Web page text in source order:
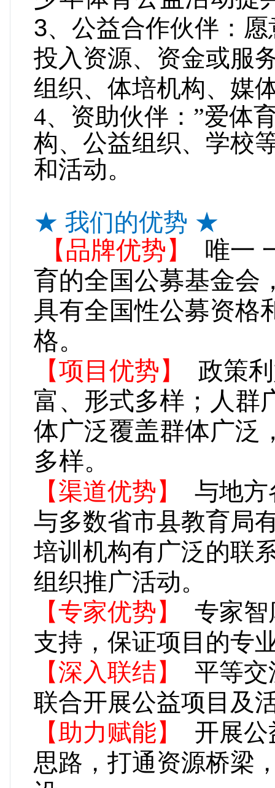
3、公益合作伙伴： 愿
投入资源、资金或服
组织、体培机构、媒
4、资助伙伴： ”爱体
构、公益组织、学校
和活动。
★ 我们的优势 ★
【品牌优势】
唯一
育的全国公募基金会
具有全国性公募资格
格
【项目优势】
政策
富、形式多样；人群
体广泛覆盖群体广泛
多样
【渠道优势】
与地方
与多数省市县教育局
培训机构有广泛的联
组织推广活
【专家优势】
专家智
支持，保证项目的
【深入联结】
平等交
联合开展公益项
【助力赋能】
开展公
思路，打通资源桥梁